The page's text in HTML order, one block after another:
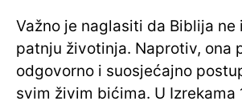
Važno je naglasiti da Biblija ne
patnju životinja. Naprotiv, ona
odgovorno i suosjećajno
svim živim bićima. U Izrekama